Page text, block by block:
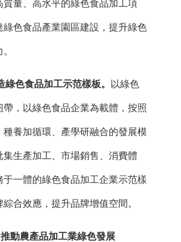
質量、高水平的綠色食品加工項
綠色食品產業園區建設，提升綠色
綠色食品加工示范樣板。 以綠色
帶，以綠色食品企業為載體，按照
種養加循環、產學研融合的發展模
集生產加工、市場銷售、消費體
于一體的綠色食品加工企業示范樣
合效應，提升品牌增值空間。
推動農產品加工業綠色發展